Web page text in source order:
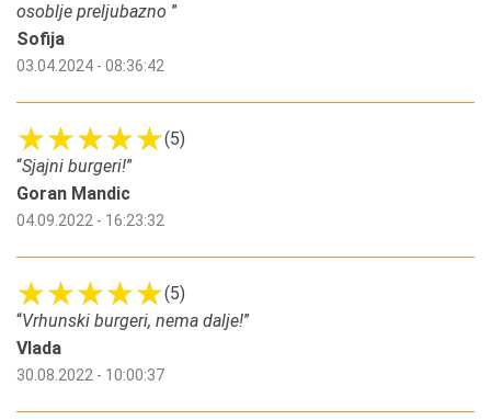
osoblje preljubazno ”
Sofija
03.04.2024 - 08:36:42
(5)
“Sjajni burgeri!”
Goran Mandic
04.09.2022 - 16:23:32
(5)
“Vrhunski burgeri, nema dalje!”
Vlada
30.08.2022 - 10:00:37